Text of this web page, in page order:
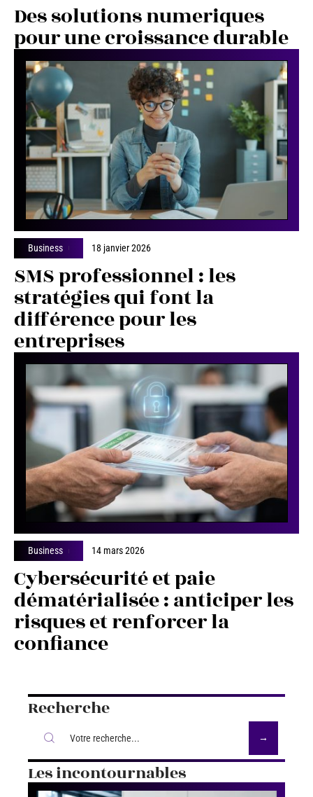
Des solutions numeriques
pour une croissance durable
Business 18 janvier 2026
SMS professionnel : les
stratégies qui font la
différence pour les
entreprises
Business 14 mars 2026
Cybersécurité et paie
dématérialisée : anticiper les
risques et renforcer la
confiance
Recherche
Les incontournables